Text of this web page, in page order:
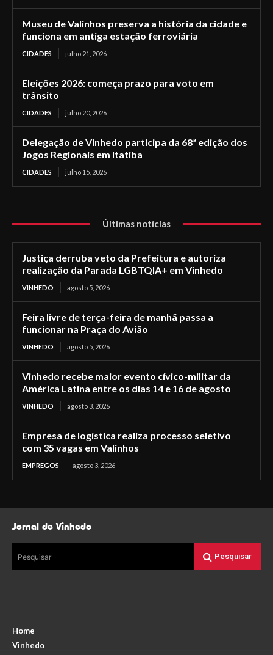
Museu de Valinhos preserva a história da cidade e
funciona em antiga estação ferroviária
CIDADES julho 21, 2026
Eleições 2026: começa prazo para voto em
trânsito
CIDADES julho 20, 2026
Delegação de Vinhedo participa da 68ª edição dos
Jogos Regionais em Itatiba
CIDADES julho 15, 2026
Últimas notícias
Justiça derruba veto da Prefeitura e autoriza
realização da Parada LGBTQIA+ em Vinhedo
VINHEDO agosto 5, 2026
Feira livre de terça-feira de manhã passa a
funcionar na Praça do Avião
VINHEDO agosto 5, 2026
Vinhedo recebe maior evento cívico-militar da
América Latina entre os dias 14 e 16 de agosto
VINHEDO agosto 3, 2026
Empresa de logística realiza processo seletivo
com 35 vagas em Valinhos
EMPREGOS agosto 3, 2026
Jornal de Vinhedo
Pesquisar Pesquisar
Home
Vinhedo